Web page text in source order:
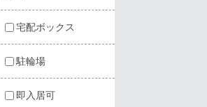
宅配ボックス
駐輪場
即入居可